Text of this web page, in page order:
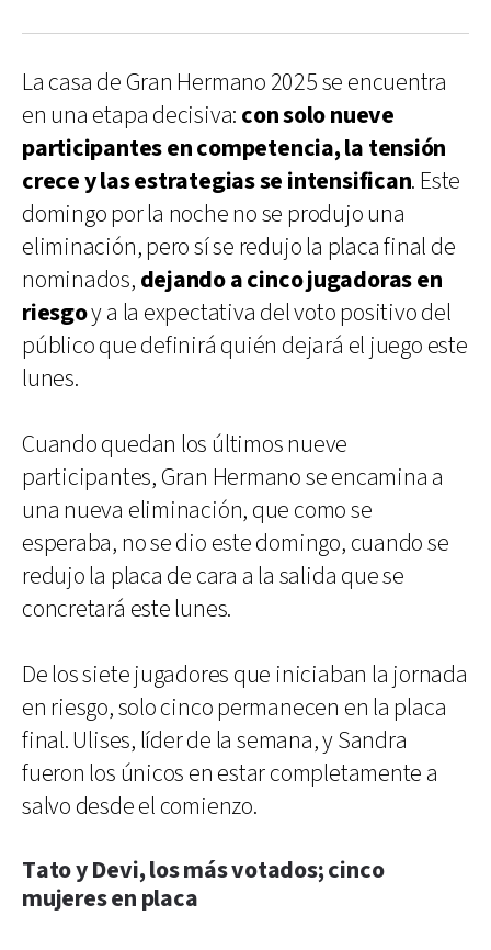
La casa de Gran Hermano 2025 se encuentra
en una etapa decisiva: con solo nueve
participantes en competencia, la tensión
crece y las estrategias se intensifican. Este
domingo por la noche no se produjo una
eliminación, pero sí se redujo la placa final de
nominados, dejando a cinco jugadoras en
riesgoy a la expectativa del voto positivo del
público que definirá quién dejará el juego este
lunes.
Cuando quedan los últimos nueve
participantes, Gran Hermano se encamina a
una nueva eliminación, que como se
esperaba, no se dio este domingo, cuando se
redujo la placa de cara a la salida que se
concretará este lunes.
De los siete jugadores que iniciaban la jornada
en riesgo, solo cinco permanecen en la placa
final. Ulises, líder de la semana, y Sandra
fueron los únicos en estar completamente a
salvo desde el comienzo.
Tato y Devi, los más votados; cinco
mujeres en placa